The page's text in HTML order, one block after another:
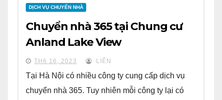
DỊCH VỤ CHUYỂN NHÀ
Chuyển nhà 365 tại Chung cư
Anland Lake View
TH6 16, 2023 LIÊN
Tại Hà Nội có nhiều công ty cung cấp dịch vụ
chuyển nhà 365. Tuy nhiên mỗi công ty lại có